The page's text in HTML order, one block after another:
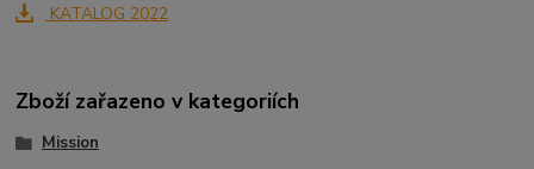
KATALOG 2022
Zboží zařazeno v kategoriích
Mission